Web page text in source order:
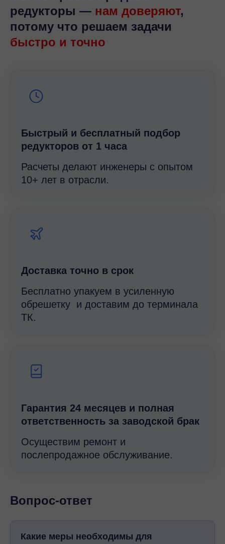
редукторы — нам доверяют,
потому что решаем задачи
быстро и точно
Быстрый и беcплатный подбор
редукторов от 1 часа
Расчеты делают инженеры с опытом
10+ лет в отрасли.
Доставка точно в срок
Бесплатно упакуем в усиленную
обрешетку и доставим до терминала
ТК.
Гарантия 24 месяцев и полная
ответственность за заводской брак
Осуществим ремонт и
послепродажное обслуживание.
Вопрос-ответ
Какие меры необходимы для